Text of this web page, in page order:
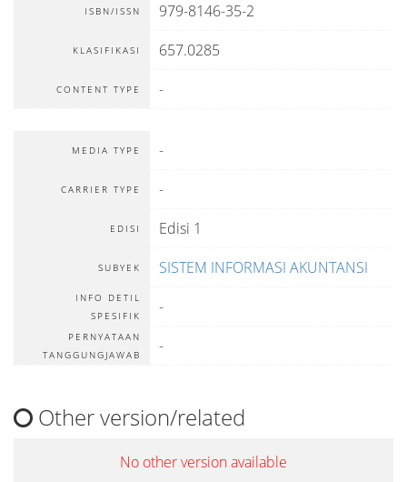
ISBN/ISSN 979-8146-35-2
KLASIFIKASI 657.0285
CONTENT TYPE -
MEDIA TYPE -
CARRIER TYPE -
EDISI Edisi 1
SUBYEK SISTEM INFORMASI AKUNTANSI
INFO DETIL
SPESIFIK
-
PERNYATAAN
TANGGUNGJAWAB
-
Other version/related
No other version available